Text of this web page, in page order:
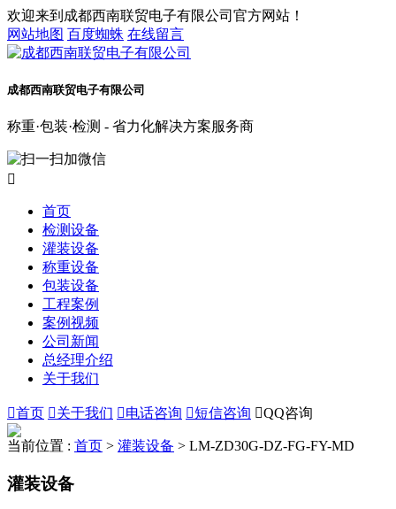
欢迎来到成都西南联贸电子有限公司官方网站！
网站地图 百度蜘蛛 在线留言
成都西南联贸电子有限公司
称重·包装·检测 - 省力化解决方案服务商

首页
检测设备
灌装设备
称重设备
包装设备
工程案例
案例视频
公司新闻
总经理介绍
关于我们
首页 关于我们 电话咨询 短信咨询 QQ咨询
当前位置 : 首页 > 灌装设备 > LM-ZD30G-DZ-FG-FY-MD
灌装设备